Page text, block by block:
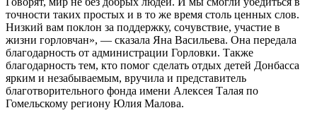
точности таких простых и в то же время столь ценных слов.
Низкий вам поклон за поддержку, сочувствие, участие в
жизни горловчан», — сказала Яна Васильева. Она передала
благодарность от администрации Горловки. Также
благодарность тем, кто помог сделать отдых детей Донбасса
ярким и незабываемым, вручила и представитель
благотворительного фонда имени Алексея Талая по
Гомельскому региону Юлия Малова.